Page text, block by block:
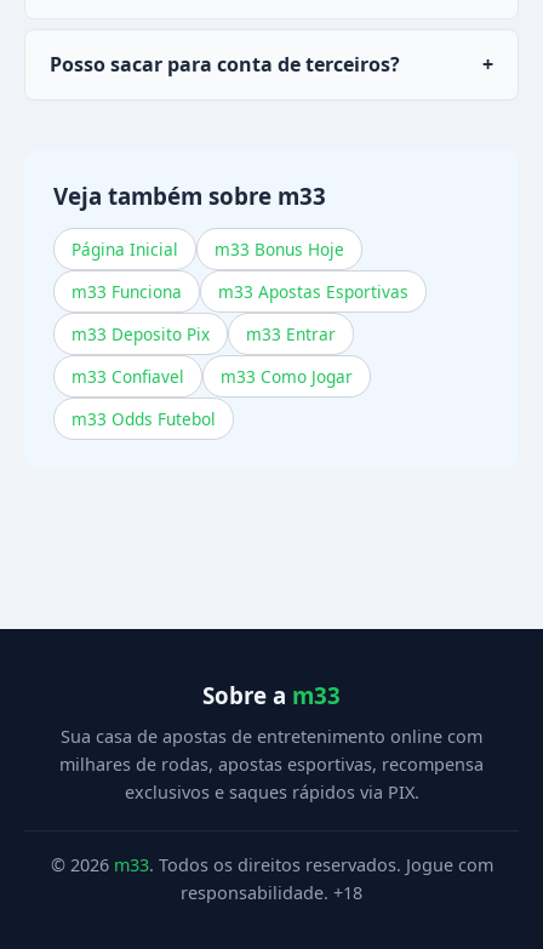
métodos também não cobram taxa.
Posso sacar para conta de terceiros?
+
Veja também sobre m33
Página Inicial
m33 Bonus Hoje
m33 Funciona
m33 Apostas Esportivas
m33 Deposito Pix
m33 Entrar
m33 Confiavel
m33 Como Jogar
m33 Odds Futebol
Sobre a m33
Sua casa de apostas de entretenimento online com
milhares de rodas, apostas esportivas, recompensa
exclusivos e saques rápidos via PIX.
© 2026 m33. Todos os direitos reservados. Jogue com
responsabilidade. +18